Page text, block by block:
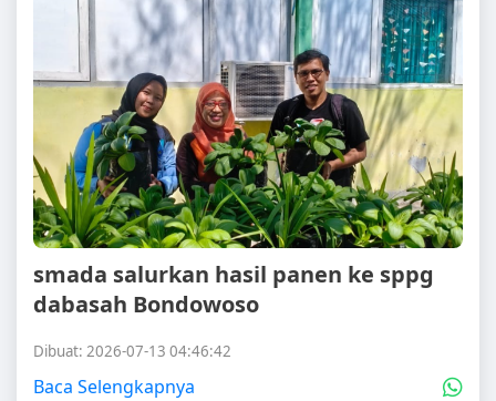
smada salurkan hasil panen ke sppg
dabasah Bondowoso
Dibuat: 2026-07-13 04:46:42
Baca Selengkapnya